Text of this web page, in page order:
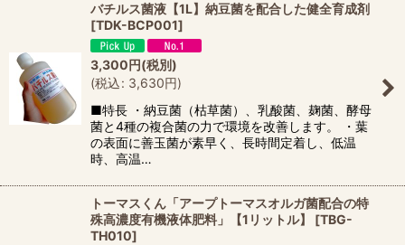
バチルス菌液【1L】納豆菌を配合した健全育成剤
[TDK-BCP001]
3,300円(税別)
(税込: 3,630円)
■特長 ・納豆菌（枯草菌）、乳酸菌、麹菌、酵母
菌と4種の複合菌の力で環境を改善します。 ・葉
の表面に善玉菌が素早く、長時間定着し、低温
時、高温…
トーマスくん「アープトーマスオルガ菌配合の特
殊高濃度有機液体肥料」【1リットル】
[TBG-
TH010]